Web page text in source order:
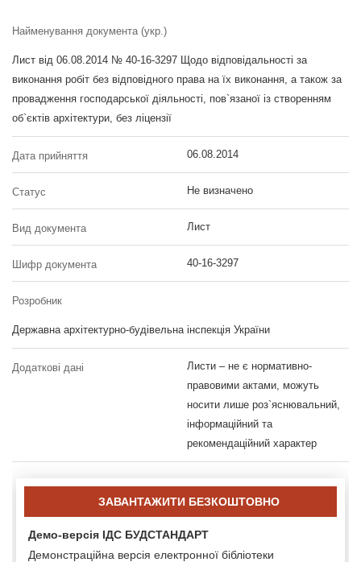
Найменування документа (укр.)
Лист від 06.08.2014 № 40-16-3297 Щодо відповідальності за
виконання робіт без відповідного права на їх виконання, а також за
провадження господарської діяльності, пов`язаної із створенням
об`єктів архітектури, без ліцензії
Дата прийняття 06.08.2014
Статус Не визначено
Вид документа Лист
Шифр документа 40-16-3297
Розробник
Державна архітектурно-будівельна інспекція України
Додаткові дані
Листи – не є нормативно-
правовими актами, можуть
носити лише роз`яснювальний,
інформаційний та
рекомендаційний характер
ЗАВАНТАЖИТИ БЕЗКОШТОВНО
Демо-версія ІДС БУДСТАНДАРТ
Демонстраційна версія електронної бібліотеки